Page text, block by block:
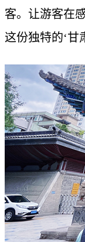
客。让游客在
这份独特的‘甘